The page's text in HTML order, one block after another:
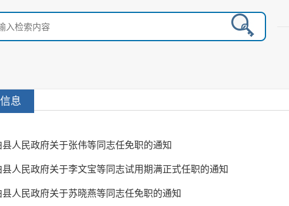
息
县人民政府关于张伟等同志任免职的通知
县人民政府关于李文宝等同志试用期满正式任职的通知
县人民政府关于苏晓燕等同志任免职的通知